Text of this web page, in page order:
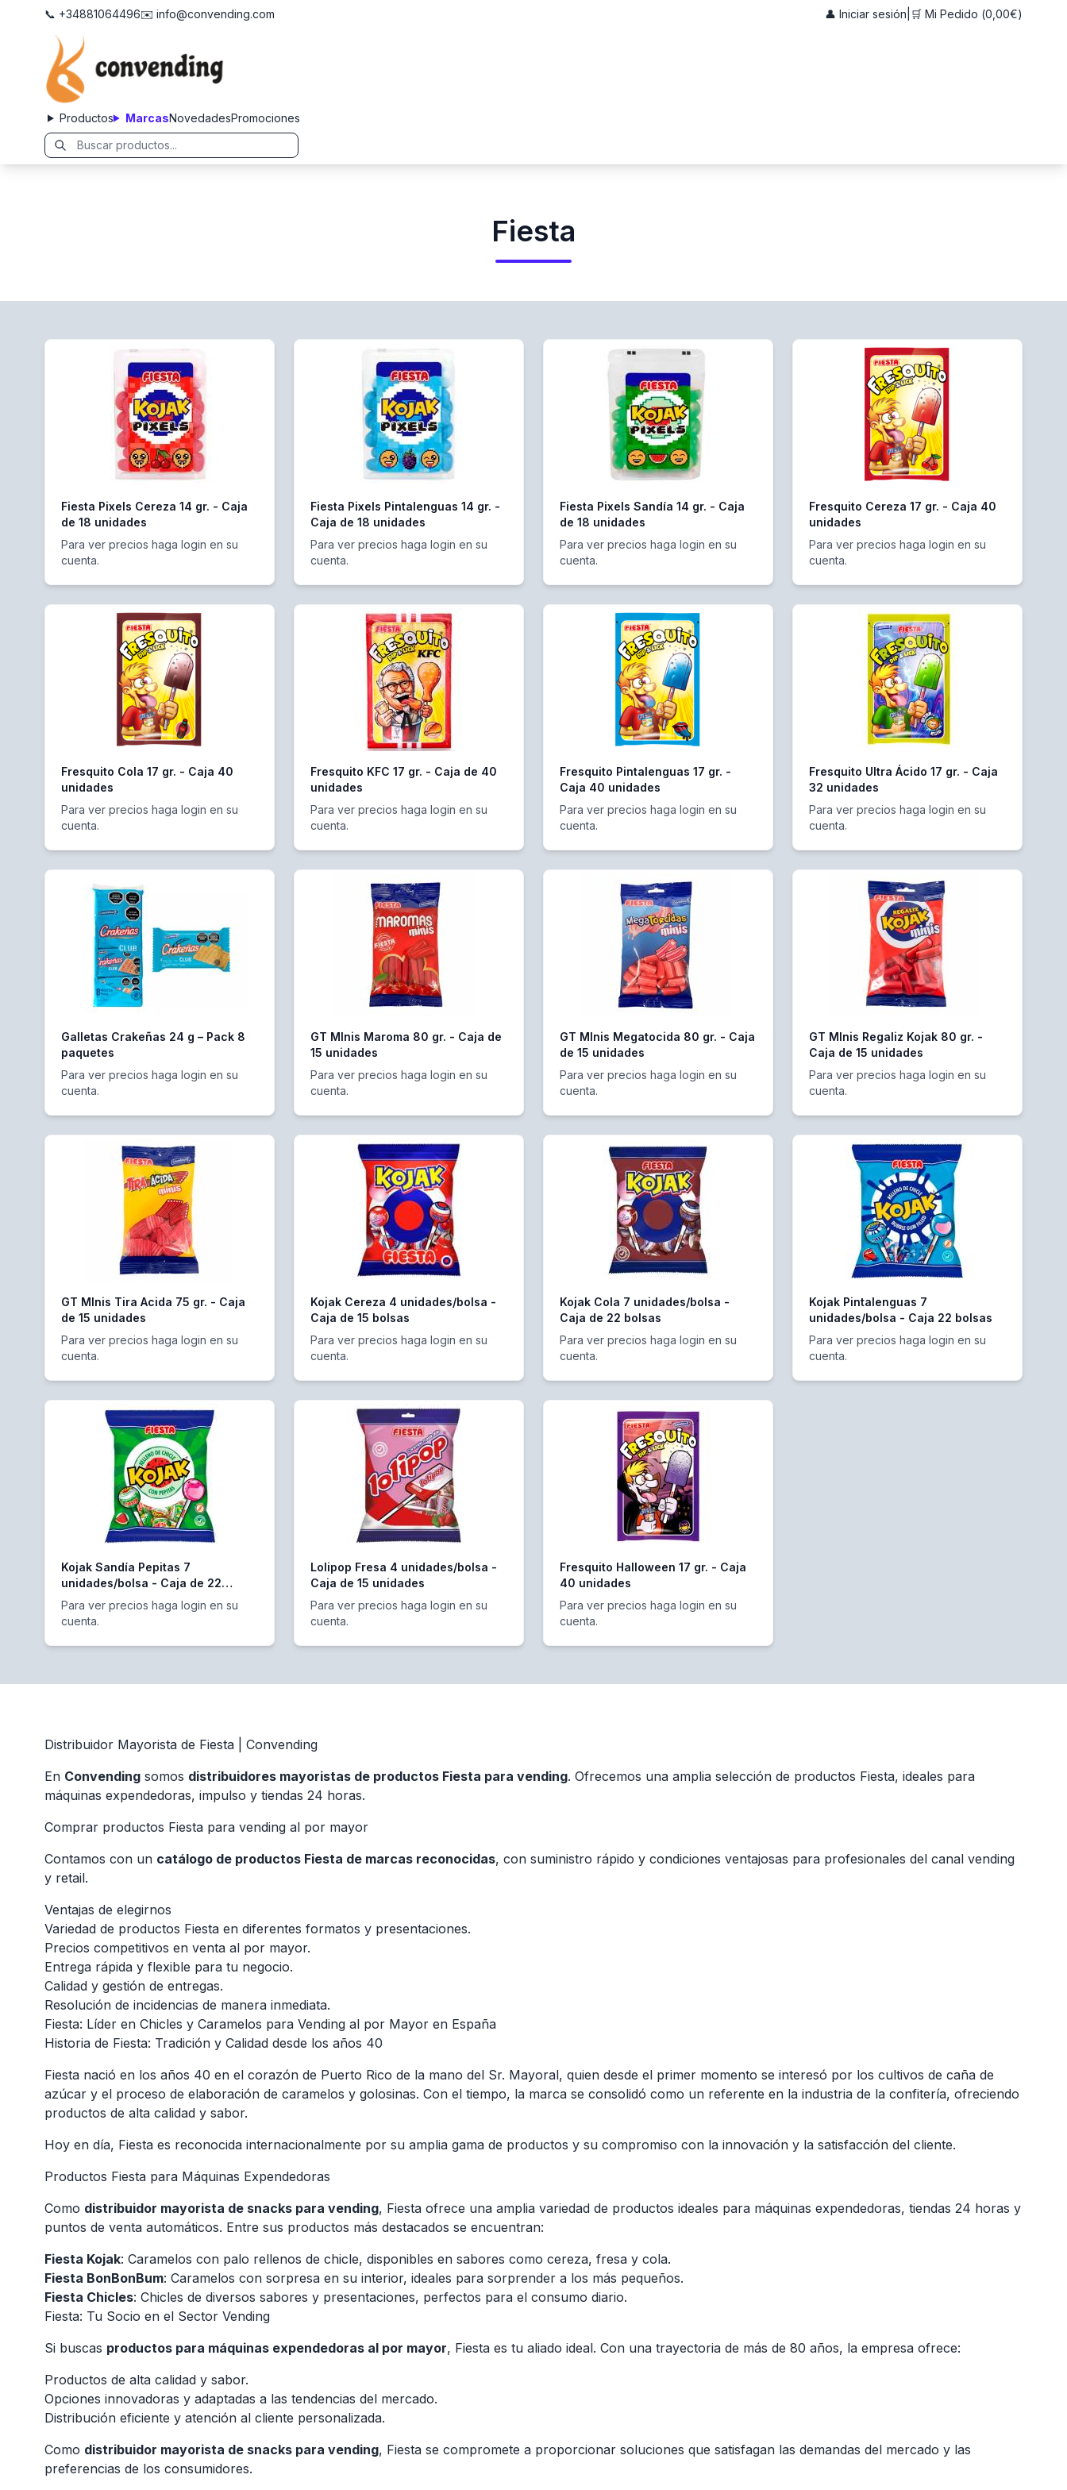
📞 +34881064496✉️ info@convending.com 👤 Iniciar sesión 🛒 Mi Pedido (0,00€)
Productos MarcasNovedadesPromociones
Fiesta
Fiesta Pixels Cereza 14 gr. - Caja
de 18 unidades
Para ver precios haga login en su
cuenta.
Fiesta Pixels Pintalenguas 14 gr. -
Caja de 18 unidades
Para ver precios haga login en su
cuenta.
Fiesta Pixels Sandía 14 gr. - Caja
de 18 unidades
Para ver precios haga login en su
cuenta.
Fresquito Cereza 17 gr. - Caja 40
unidades
Para ver precios haga login en su
cuenta.
Fresquito Cola 17 gr. - Caja 40
unidades
Para ver precios haga login en su
cuenta.
Fresquito KFC 17 gr. - Caja de 40
unidades
Para ver precios haga login en su
cuenta.
Fresquito Pintalenguas 17 gr. -
Caja 40 unidades
Para ver precios haga login en su
cuenta.
Fresquito Ultra Ácido 17 gr. - Caja
32 unidades
Para ver precios haga login en su
cuenta.
Galletas Crakeñas 24 g – Pack 8
paquetes
Para ver precios haga login en su
cuenta.
GT MInis Maroma 80 gr. - Caja de
15 unidades
Para ver precios haga login en su
cuenta.
GT MInis Megatocida 80 gr. - Caja
de 15 unidades
Para ver precios haga login en su
cuenta.
GT MInis Regaliz Kojak 80 gr. -
Caja de 15 unidades
Para ver precios haga login en su
cuenta.
GT MInis Tira Acida 75 gr. - Caja
de 15 unidades
Para ver precios haga login en su
cuenta.
Kojak Cereza 4 unidades/bolsa -
Caja de 15 bolsas
Para ver precios haga login en su
cuenta.
Kojak Cola 7 unidades/bolsa -
Caja de 22 bolsas
Para ver precios haga login en su
cuenta.
Kojak Pintalenguas 7
unidades/bolsa - Caja 22 bolsas
Para ver precios haga login en su
cuenta.
Kojak Sandía Pepitas 7
unidades/bolsa - Caja de 22
bolsas
Para ver precios haga login en su
cuenta.
Lolipop Fresa 4 unidades/bolsa -
Caja de 15 unidades
Para ver precios haga login en su
cuenta.
Fresquito Halloween 17 gr. - Caja
40 unidades
Para ver precios haga login en su
cuenta.
Distribuidor Mayorista de Fiesta | Convending
En Convending somos distribuidores mayoristas de productos Fiesta para vending. Ofrecemos una amplia selección de productos Fiesta, ideales para
máquinas expendedoras, impulso y tiendas 24 horas.
Comprar productos Fiesta para vending al por mayor
Contamos con un catálogo de productos Fiesta de marcas reconocidas, con suministro rápido y condiciones ventajosas para profesionales del canal vending
y retail.
Ventajas de elegirnos
Variedad de productos Fiesta en diferentes formatos y presentaciones.
Precios competitivos en venta al por mayor.
Entrega rápida y flexible para tu negocio.
Calidad y gestión de entregas.
Resolución de incidencias de manera inmediata.
Fiesta: Líder en Chicles y Caramelos para Vending al por Mayor en España
Historia de Fiesta: Tradición y Calidad desde los años 40
Fiesta nació en los años 40 en el corazón de Puerto Rico de la mano del Sr. Mayoral, quien desde el primer momento se interesó por los cultivos de caña de
azúcar y el proceso de elaboración de caramelos y golosinas. Con el tiempo, la marca se consolidó como un referente en la industria de la confitería, ofreciendo
productos de alta calidad y sabor.
Hoy en día, Fiesta es reconocida internacionalmente por su amplia gama de productos y su compromiso con la innovación y la satisfacción del cliente.
Productos Fiesta para Máquinas Expendedoras
Como distribuidor mayorista de snacks para vending, Fiesta ofrece una amplia variedad de productos ideales para máquinas expendedoras, tiendas 24 horas y
puntos de venta automáticos. Entre sus productos más destacados se encuentran:
Fiesta Kojak: Caramelos con palo rellenos de chicle, disponibles en sabores como cereza, fresa y cola.
Fiesta BonBonBum: Caramelos con sorpresa en su interior, ideales para sorprender a los más pequeños.
Fiesta Chicles: Chicles de diversos sabores y presentaciones, perfectos para el consumo diario.
Fiesta: Tu Socio en el Sector Vending
Si buscas productos para máquinas expendedoras al por mayor, Fiesta es tu aliado ideal. Con una trayectoria de más de 80 años, la empresa ofrece:
Productos de alta calidad y sabor.
Opciones innovadoras y adaptadas a las tendencias del mercado.
Distribución eficiente y atención al cliente personalizada.
Como distribuidor mayorista de snacks para vending, Fiesta se compromete a proporcionar soluciones que satisfagan las demandas del mercado y las
preferencias de los consumidores.